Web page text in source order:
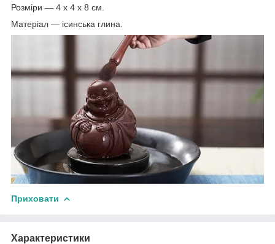
Розміри — 4 х 4 х 8 см.
Матеріал — ісинська глина.
Приховати
Характеристики